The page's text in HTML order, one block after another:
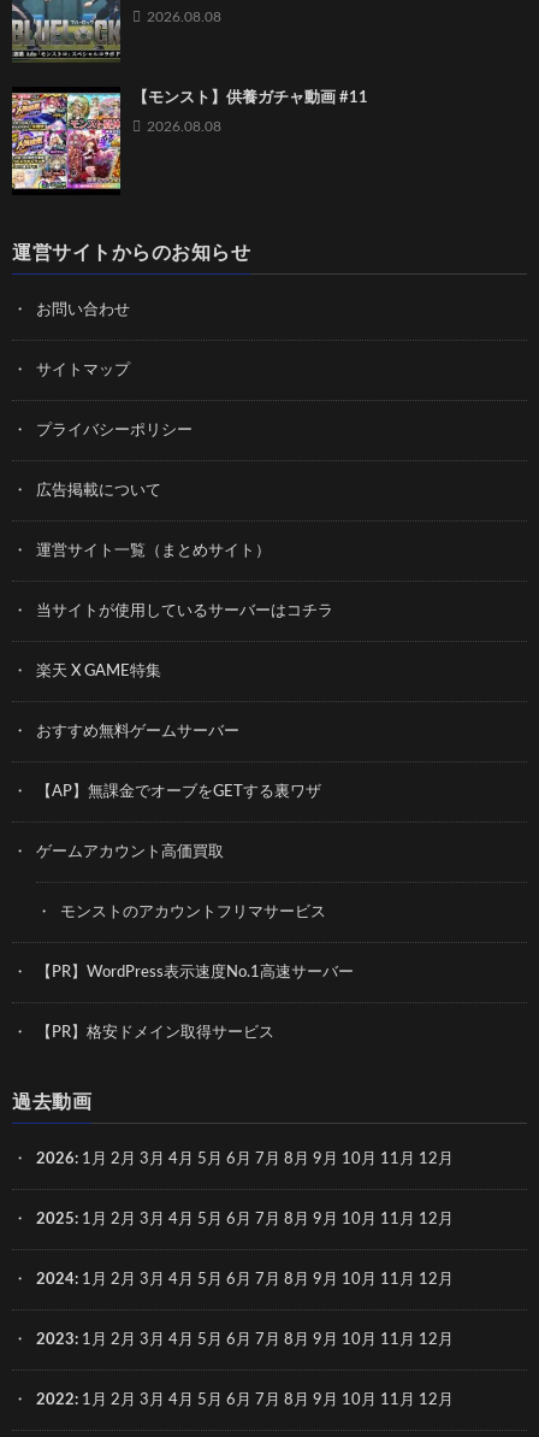
2026.08.08
【モンスト】供養ガチャ動画 #11
2026.08.08
運営サイトからのお知らせ
お問い合わせ
サイトマップ
プライバシーポリシー
広告掲載について
運営サイト一覧（まとめサイト）
当サイトが使用しているサーバーはコチラ
楽天 X GAME特集
おすすめ無料ゲームサーバー
【AP】無課金でオーブをGETする裏ワザ
ゲームアカウント高価買取
モンストのアカウントフリマサービス
【PR】WordPress表示速度No.1高速サーバー
【PR】格安ドメイン取得サービス
過去動画
2026: 1月 2月 3月 4月 5月 6月 7月 8月 9月 10月 11月 12月
2025: 1月 2月 3月 4月 5月 6月 7月 8月 9月 10月 11月 12月
2024: 1月 2月 3月 4月 5月 6月 7月 8月 9月 10月 11月 12月
2023: 1月 2月 3月 4月 5月 6月 7月 8月 9月 10月 11月 12月
2022: 1月 2月 3月 4月 5月 6月 7月 8月 9月 10月 11月 12月